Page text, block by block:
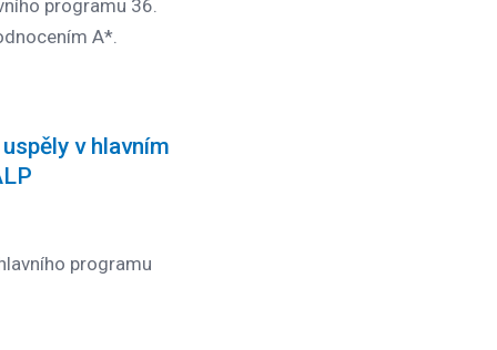
programu 36.
A*.
v hlavním
programu